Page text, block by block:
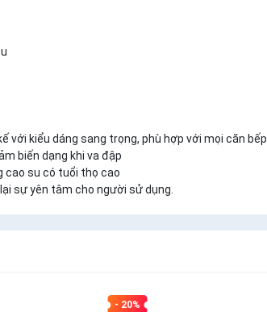
với kiểu dáng sang trọng, phù hợp với mọi căn bếp.
biến dạng khi va đập
cao su có tuổi thọ cao
sự yên tâm cho người sử dụng.
- 20%